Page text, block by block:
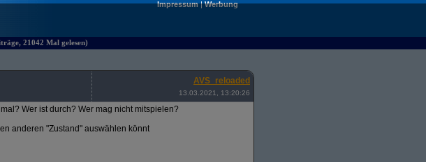
Impressum|Werbung
21042 Mal gelesen)
AVS_reloaded
13.03.2021, 13:20:26
Wer ist durch? Wer mag nicht mitspielen?
anderen "Zustand" auswählen könnt